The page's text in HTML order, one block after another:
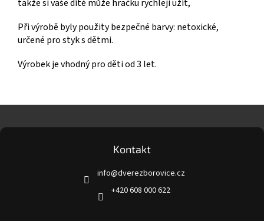
takže si vaše dítě může hračku rychleji užít,
Při výrobě byly použity bezpečné barvy: netoxické,
určené pro styk s dětmi.
Výrobek je vhodný pro děti od 3 let.
p
Kontakt
info@dverezborovice.cz
+420 608 000 622